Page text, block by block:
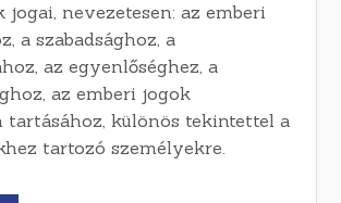
jogai, nevezetesen: az emberi
a szabadsághoz, a
az egyenlőséghez, a
az emberi jogok
tartásához, különös tekintettel a
tartozó személyekre.